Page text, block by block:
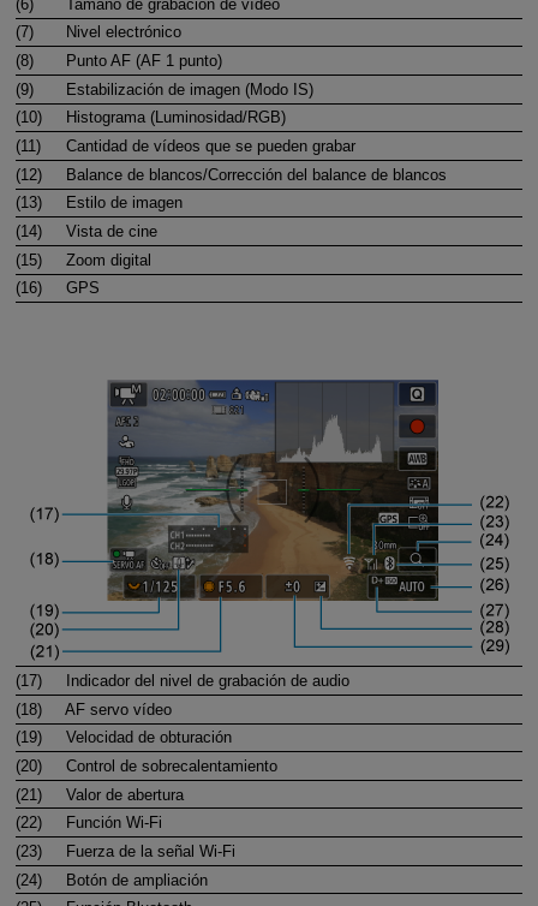
(6)
Tamaño de grabación de vídeo
(7)
Nivel electrónico
(8)
Punto AF (AF 1 punto)
(9)
Estabilización de imagen (Modo IS)
(10)
Histograma (Luminosidad/RGB)
(11)
Cantidad de vídeos que se pueden grabar
(12)
Balance de blancos/Corrección del balance de blancos
(13)
Estilo de imagen
(14)
Vista de cine
(15)
Zoom digital
(16)
GPS
(17)
Indicador del nivel de grabación de audio
(18)
AF servo vídeo
(19)
Velocidad de obturación
(20)
Control de sobrecalentamiento
(21)
Valor de abertura
(22)
FunciónWi-Fi
(23)
Fuerza de la señalWi-Fi
(24)
Botón de ampliación